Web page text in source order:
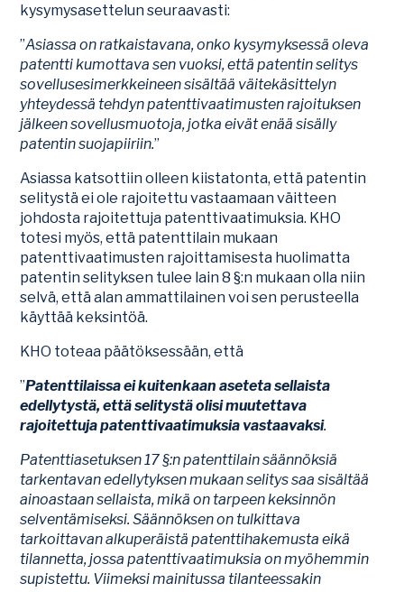
kysymysasettelun seuraavasti:
”Asiassa on ratkaistavana, onko kysymyksessä oleva
patentti kumottava sen vuoksi, että patentin selitys
sovellusesimerkkeineen sisältää väitekäsittelyn
yhteydessä tehdyn patenttivaatimusten rajoituksen
jälkeen sovellusmuotoja, jotka eivät enää sisälly
patentin suojapiiriin.”
Asiassa katsottiin olleen kiistatonta, että patentin
selitystä ei ole rajoitettu vastaamaan väitteen
johdosta rajoitettuja patenttivaatimuksia. KHO
totesi myös, että patenttilain mukaan
patenttivaatimusten rajoittamisesta huolimatta
patentin selityksen tulee lain 8 §:n mukaan olla niin
selvä, että alan ammattilainen voi sen perusteella
käyttää keksintöä.
KHO toteaa päätöksessään, että
”Patenttilaissa ei kuitenkaan aseteta sellaista
edellytystä, että selitystä olisi muutettava
rajoitettuja patenttivaatimuksia vastaavaksi.
Patenttiasetuksen 17 §:n patenttilain säännöksiä
tarkentavan edellytyksen mukaan selitys saa sisältää
ainoastaan sellaista, mikä on tarpeen keksinnön
selventämiseksi. Säännöksen on tulkittava
tarkoittavan alkuperäistä patenttihakemusta eikä
tilannetta, jossa patenttivaatimuksia on myöhemmin
supistettu. Viimeksi mainitussa tilanteessakin